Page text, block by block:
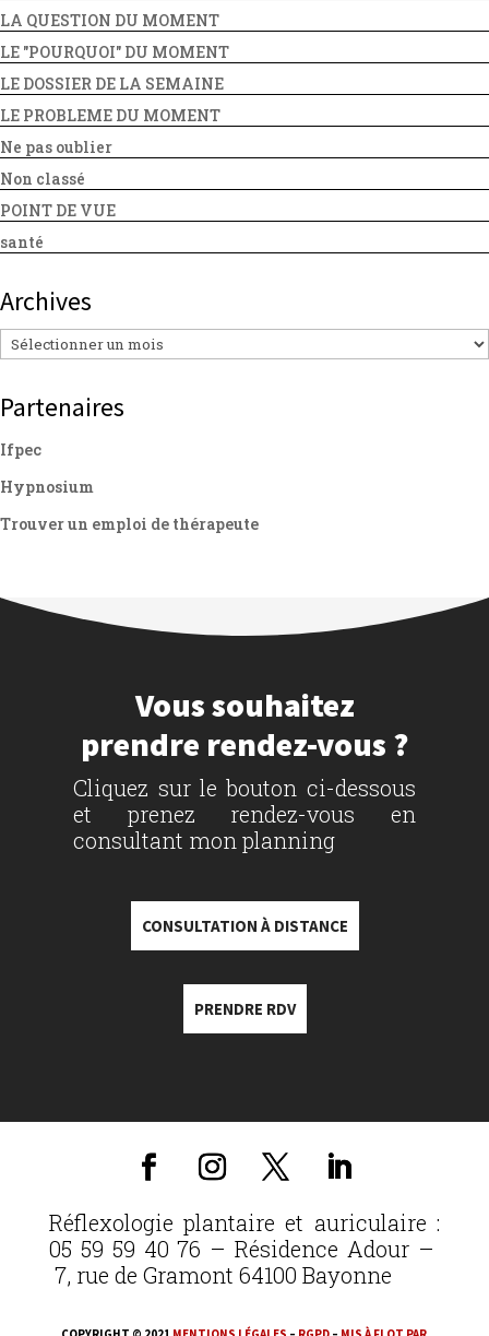
LA QUESTION DU MOMENT
LE "POURQUOI" DU MOMENT
LE DOSSIER DE LA SEMAINE
LE PROBLEME DU MOMENT
Ne pas oublier
Non classé
POINT DE VUE
santé
Archives
Archives
Partenaires
Ifpec
Hypnosium
Trouver un emploi de thérapeute
Vous souhaitez
prendre rendez-vous ?
Cliquez sur le bouton ci-dessous
et prenez rendez-vous en
consultant mon planning
CONSULTATION À DISTANCE
PRENDRE RDV
Réflexologie plantaire et auriculaire :
05 59 59 40 76 – Résidence Adour –
7, rue de Gramont 64100 Bayonne